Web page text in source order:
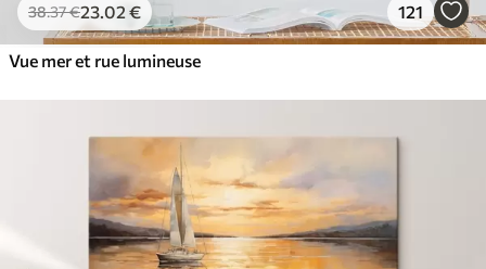
38.37€23.02 € 121
Vue mer et rue lumineuse